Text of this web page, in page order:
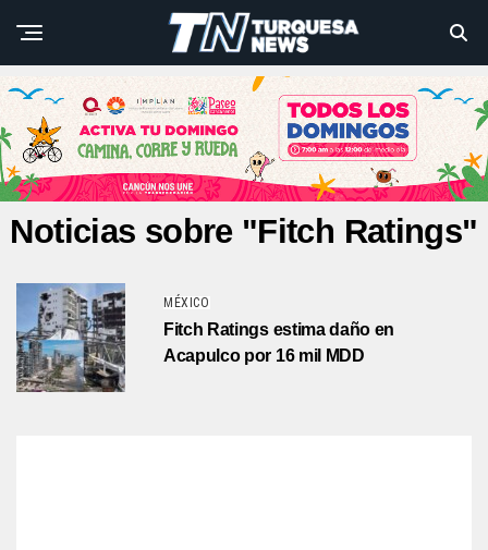
Noticias sobre "Fitch Ratings"
MÉXICO
Fitch Ratings estima daño en
Acapulco por 16 mil MDD